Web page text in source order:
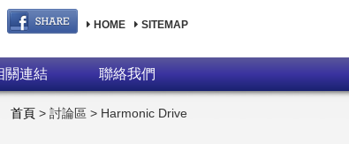
HOME SITEMAP
關連結 聯絡我們
首頁 > 討論區 > Harmonic Drive